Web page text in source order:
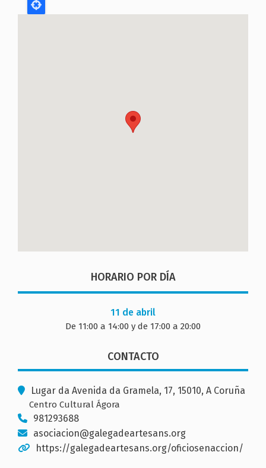
HORARIO POR DÍA
11 de abril
De 11:00 a 14:00 y de 17:00 a 20:00
CONTACTO
Lugar da Avenida da Gramela, 17, 15010, A Coruña
Centro Cultural Ágora
981293688
asociacion@galegadeartesans.org
https://galegadeartesans.org/oficiosenaccion/